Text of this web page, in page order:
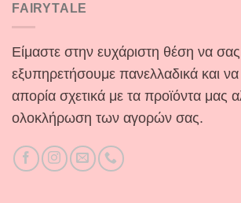
FAIRYTALE
Είμαστε στην ευχάριστη θέση να σας
εξυπηρετήσουμε πανελλαδικά και
απορία σχετικά με τα προϊόντα μας
ολοκλήρωση των αγορών σας.